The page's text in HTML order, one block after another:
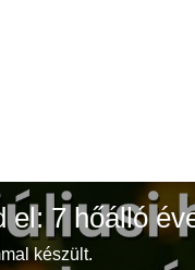
el: 7 hőálló
készült.